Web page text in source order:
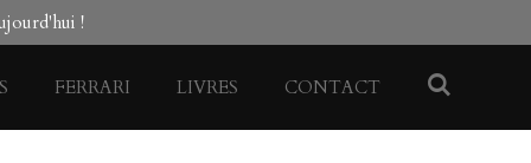
!
FERRARI LIVRES CONTACT